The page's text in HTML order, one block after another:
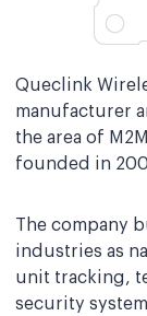
Queclink
manufacturer
the area of
founded in
The company
industries as
unit tracking,
security